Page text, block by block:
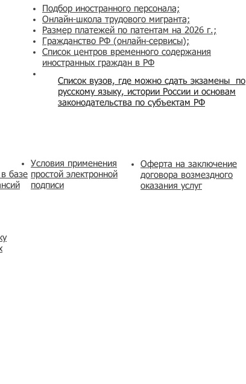
базе
Список вузов, где можно сдать экзамены по
русскому языку, истории России и основам
законодательства по субъектам РФ
Подбор иностранного персонала;
Онлайн-школа трудового мигранта;
Размер платежей по патентам на 2026 г.;
Гражданство РФ (онлайн-сервисы);
Список центров временного содержания
иностранных граждан в РФ
Условия применения
простой электронной
подписи
​Оферта на заключение
договора возмездного
оказания услуг